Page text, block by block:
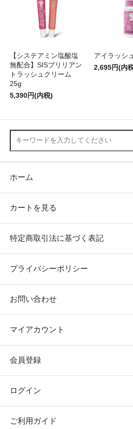
【システアミン塩酸塩
無配合】SISブリリアン
トラッシュクリーム
25g
5,390円(内税)
アイラッシ
2,695円(内
ホーム
カートを見る
特定商取引法に基づく表記
プライバシーポリシー
お問い合わせ
マイアカウント
会員登録
ログイン
ご利用ガイド